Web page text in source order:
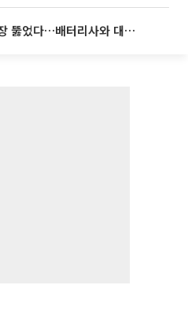
포스코퓨처엠, LFP 시장 뚫었다…배터리사와 대규모 장기 공급 합의